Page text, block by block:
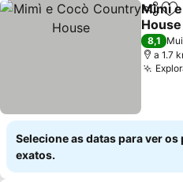
Mimì
House
Ver
8,1
a 1.7
Selecione as datas para ver os
exatos.